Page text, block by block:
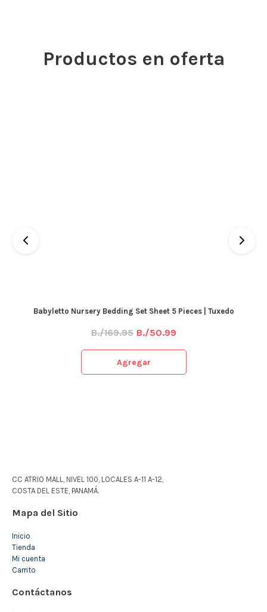
Productos en oferta
Babyletto Nursery Bedding Set Sheet 5 Pieces | Tuxedo
B./169.95 B./50.99
Agregar
CC ATRIO MALL, NIVEL 100, LOCALES A-11 A-12,
COSTA DEL ESTE, PANAMÁ.
Mapa del Sitio
Inicio
Tienda
Mi cuenta
Carrito
Contáctanos